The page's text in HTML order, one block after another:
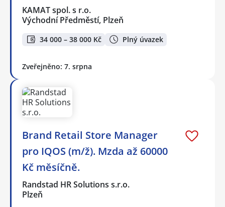
KAMAT spol. s r.o.
Východní Předměstí, Plzeň
34 000 – 38 000 Kč Plný úvazek
Zveřejněno: 7. srpna
Brand Retail Store Manager
pro IQOS (m/ž). Mzda až 60000
Kč měsíčně.
Randstad HR Solutions s.r.o.
Plzeň